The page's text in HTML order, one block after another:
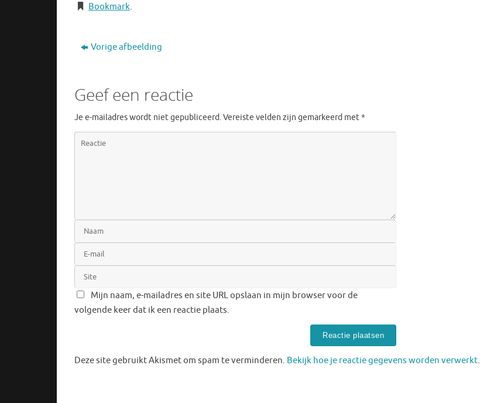
Bookmark.
Vorige afbeelding
Geef een reactie
Je e-mailadres wordt niet gepubliceerd.Vereiste velden zijn gemarkeerd met*
Mijn naam, e-mailadres en site URL opslaan in mijn browser voor de
volgende keer dat ik een reactie plaats.
Deze site gebruikt Akismet om spam te verminderen. Bekijk hoe je reactie gegevens worden verwerkt.